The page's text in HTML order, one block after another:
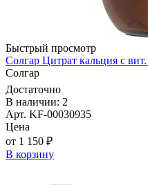
Быстрый просмотр
Солгар Цитрат кальция с
Солгар
Достаточно
В наличии: 2
Арт. KF-00030935
Цена
от 1 150 ₽
В корзину